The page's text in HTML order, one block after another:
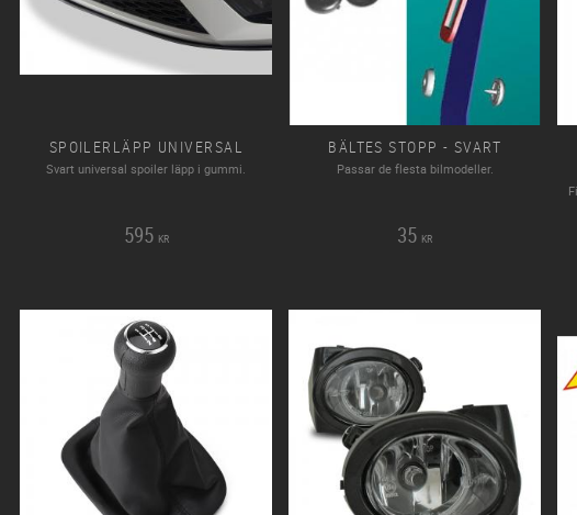
SPOILERLÄPP UNIVERSAL
Svart universal spoiler läpp i gummi.
595 KR
BÄLTES STOPP - SVART
Passar de flesta bilmodeller.
35 KR